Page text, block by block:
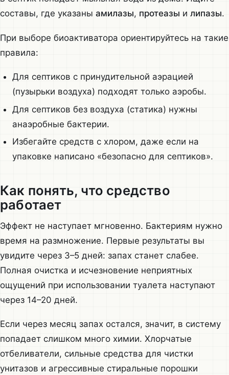
составы, где указаны амилазы, протеазы и липазы.
При выборе биоактиватора ориентируйтесь на такие
правила:
Для септиков с принудительной аэрацией
(пузырьки воздуха) подходят только аэробы.
Для септиков без воздуха (статика) нужны
анаэробные бактерии.
Избегайте средств с хлором, даже если на
упаковке написано «безопасно для септиков».
Как понять, что средство
работает
Эффект не наступает мгновенно. Бактериям нужно
время на размножение. Первые результаты вы
увидите через 3–5 дней: запах станет слабее.
Полная очистка и исчезновение неприятных
ощущений при использовании туалета наступают
через 14–20 дней.
Если через месяц запах остался, значит, в систему
попадает слишком много химии. Хлорчатые
отбеливатели, сильные средства для чистки
унитазов и агрессивные стиральные порошки